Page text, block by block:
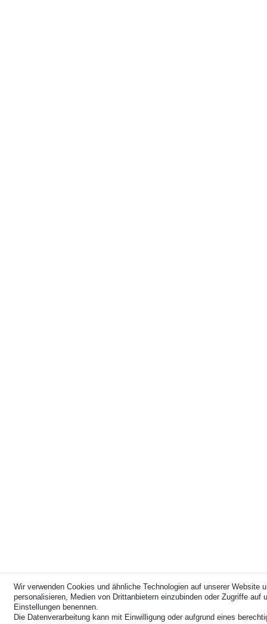
Wir verwenden Cookies und ähnliche Technologien auf unserer
personalisieren, Medien von Drittanbietern einzubinden oder Zugriffe
Einstellungen benennen.
Die Datenverarbeitung kann mit Einwilligung oder aufgrund eines